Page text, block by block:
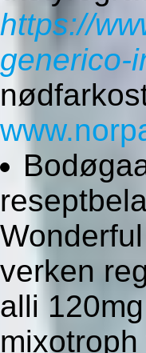
https://
generico-
verken
alli